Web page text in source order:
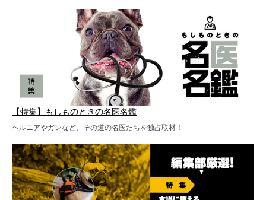
【特集】もしものときの名医名鑑
ヘルニアやガンなど、その道の名医たちを独占取材！